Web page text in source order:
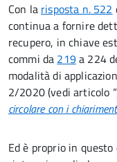
Con la risposta n. 522
continua a fornire
recupero, in chiave
commi da 219a 224
modalità di
2/2020 (vedi articolo “
circolare con i
Ed è proprio in